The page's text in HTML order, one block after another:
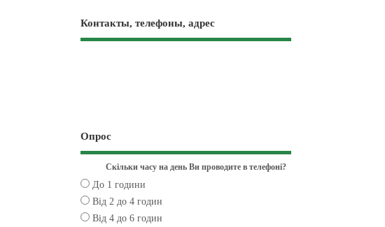
Контакты, телефоны, адрес
Опрос
Скільки часу на день Ви проводите в телефоні?
До 1 години
Від 2 до 4 годин
Від 4 до 6 годин